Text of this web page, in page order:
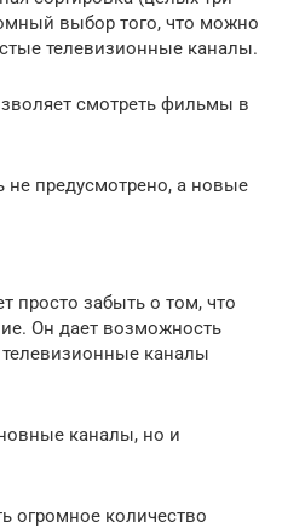
выбор того, что можно
телевизионные каналы.
смотреть фильмы в
не предусмотрено, а новые
просто забыть о том, что
Он дает возможность
каналы
каналы, но и
огромное количество